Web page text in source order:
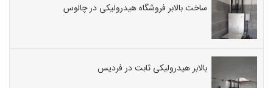
ساخت بالابر فروشگاه هیدرولیکی در چالوس
بالابر هیدرولیکی ثابت در فردیس